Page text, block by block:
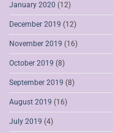
January 2020 (12)
December 2019 (12)
November 2019 (16)
October 2019 (8)
September 2019 (8)
August 2019 (16)
July 2019 (4)